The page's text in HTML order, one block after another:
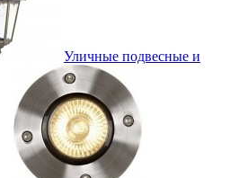
Уличные подвесные и